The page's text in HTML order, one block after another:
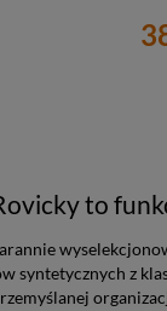
to
syntetycznych z